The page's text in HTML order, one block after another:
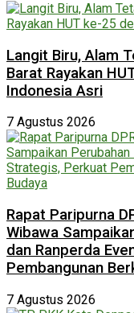
Langit Biru, Alam
Barat Rayakan
Indonesia Asri
7 Agustus 2026
Rapat Paripurna
Wibawa
dan Ranperda
Pembangunan
7 Agustus 2026